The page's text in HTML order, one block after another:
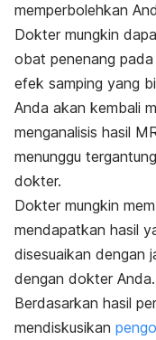
memperbolehkan
Dokter mungkin
obat penenang
efek samping yang
Anda akan kembali
menganalisis hasil
menunggu
dokter.
Dokter mungkin
mendapatkan hasil
disesuaikan dengan
dengan dokter Anda.
Berdasarkan hasil
mendiskusikan